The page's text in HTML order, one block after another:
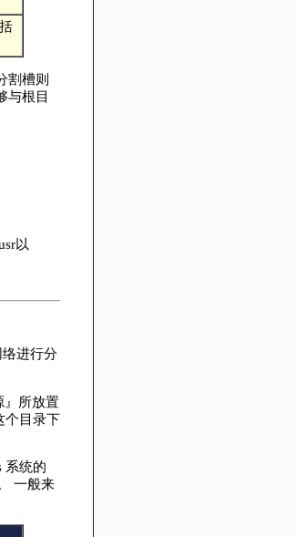
割槽则
与根目
以
络进行分
』所放置
个目录下
系统的
一般来